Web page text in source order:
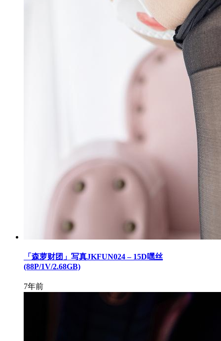
「森萝财团」写真JKFUN024 – 15D嘿丝
(88P/1V/2.68GB)
7年前